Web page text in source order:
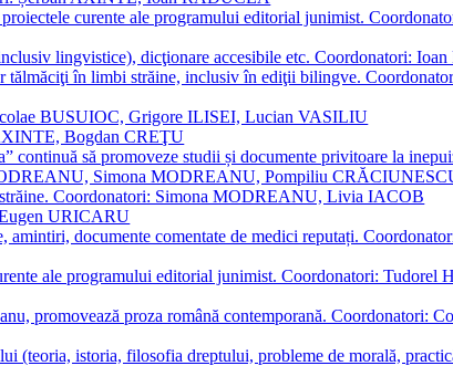
curente ale programului editorial junimist.
lingvistice), dicţionare accesibile etc. Coordonatori:
tălmăciţi în limbi străine, inclusiv în ediţii bilingve.
BUSUIOC, Grigore ILISEI, Lucian VASILIU
Bogdan CREŢU
continuă să promoveze studii și documente privitoare la
Simona MODREANU, Pompiliu
Coordonatori: Simona MODREANU, Livia IACOB
URICARU
amintiri, documente comentate de medici reputați.
ale programului editorial junimist. Coordonatori:
promovează proza română contemporană. Coordonatori:
(teoria, istoria, filosofia dreptului, probleme de morală,